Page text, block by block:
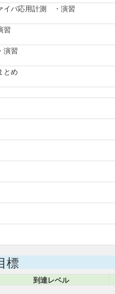
イバ応用計測 ・演習
習
演習
とめ
標
到達レベル